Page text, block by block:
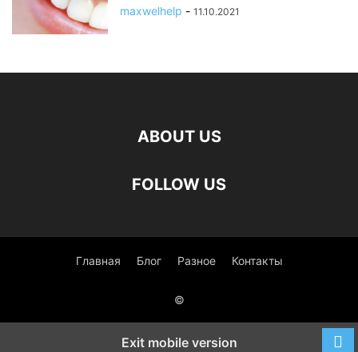
maxwelhelp - 11.10.2021
ABOUT US
FOLLOW US
Главная Блог Разное Контакты
©
Exit mobile version